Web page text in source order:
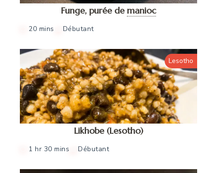
Funge, purée de manioc
20 mins Débutant
Lesotho
Likhobe (Lesotho)
1 hr 30 mins Débutant